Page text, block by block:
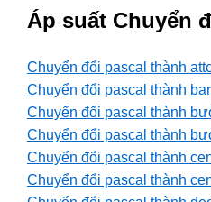
Áp suất Chuyển
Chuyển đổi pascal thành
Chuyển đổi pascal thành bar
Chuyển đổi pascal thành
Chuyển đổi pascal thành
Chuyển đổi pascal thành
Chuyển đổi pascal thành